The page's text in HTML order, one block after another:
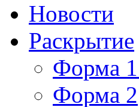
Новости
Раскрытие
Форма
Форма 2